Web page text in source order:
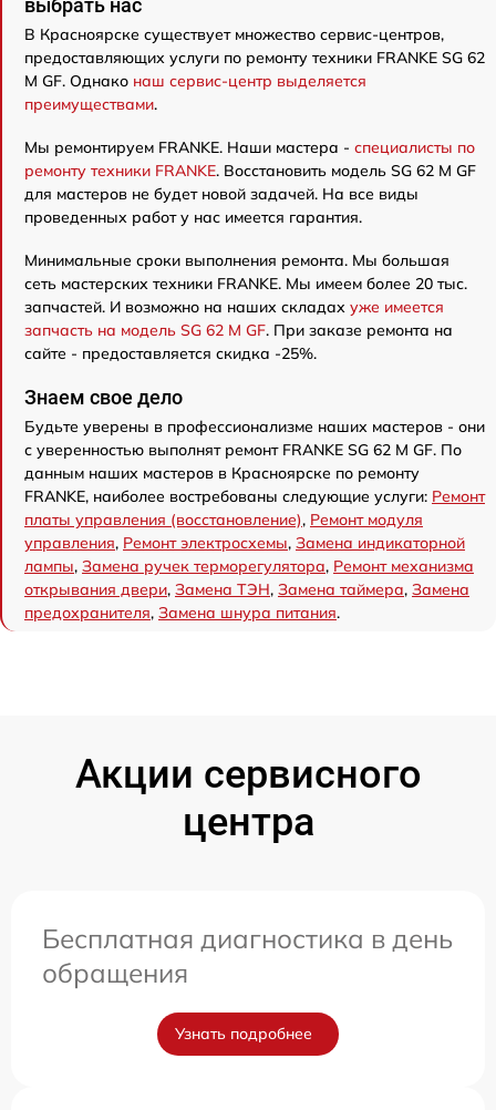
выбрать нас
В Красноярске существует множество сервис-центров,
предоставляющих услуги по ремонту техники FRANKE SG 62
M GF. Однако наш сервис-центр выделяется
преимуществами.
Мы ремонтируем FRANKE. Наши мастера - специалисты по
ремонту техники FRANKE. Восстановить модель SG 62 M GF
для мастеров не будет новой задачей. На все виды
проведенных работ у нас имеется гарантия.
Минимальные сроки выполнения ремонта. Мы большая
сеть мастерских техники FRANKE. Мы имеем более 20 тыс.
запчастей. И возможно на наших складах уже имеется
запчасть на модель SG 62 M GF. При заказе ремонта на
сайте - предоставляется скидка -25%.
Знаем свое дело
Будьте уверены в профессионализме наших мастеров - они
с уверенностью выполнят ремонт FRANKE SG 62 M GF. По
данным наших мастеров в Красноярске по ремонту
FRANKE, наиболее востребованы следующие услуги: Ремонт
платы управления (восстановление), Ремонт модуля
управления, Ремонт электросхемы, Замена индикаторной
лампы, Замена ручек терморегулятора, Ремонт механизма
открывания двери, Замена ТЭН, Замена таймера, Замена
предохранителя, Замена шнура питания.
Акции сервисного
центра
Бесплатная диагностика в день
обращения
Узнать подробнее